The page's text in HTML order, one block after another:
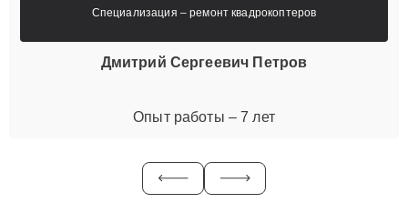
Специализация – ремонт квадрокоптеров
Дмитрий Сергеевич Петров
Опыт работы – 7 лет